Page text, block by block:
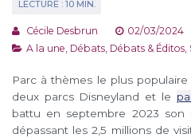
Cécile Desbrun
02/03/2024
A la une Débats Débats & Éditos
Parc à thèmes le plus
deux parcs Disneyland et le
battu en septembre 2023 son
dépassant les 2,5 millions de